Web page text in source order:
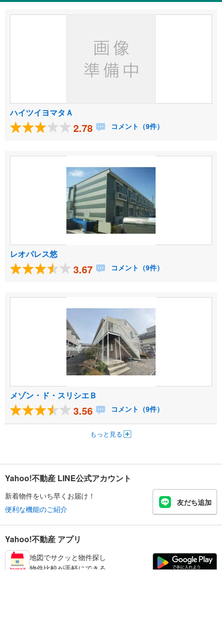
ハイツイヨマタＡ
2.78 コメント（9件）
レオパレス悠
3.67 コメント（9件）
メゾン・ド・スリシエＢ
3.56 コメント（9件）
もっと見る
Yahoo!不動産 LINE公式アカウント
新着物件をいち早くお届け！
便利な機能のご紹介
友だち追加
Yahoo!不動産 アプリ
地図でサクッと物件探し
物件比較が手軽にできる